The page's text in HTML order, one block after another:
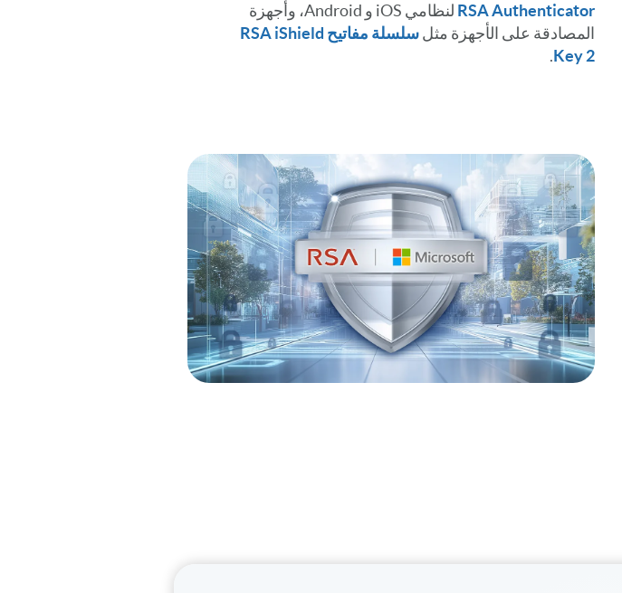
RSA Authenticator
لنظامي iOS و Android، وأجهزة
المصادقة على الأجهزة مثل
سلسلة مفاتيح RSA iShield
Key 2
.